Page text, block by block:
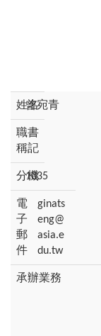
曾宛青
書
記
1035
ginats
eng@
asia.e
du.tw